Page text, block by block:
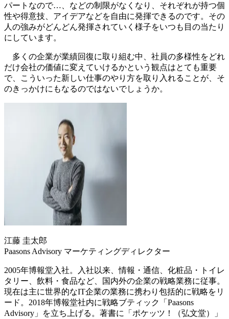
パートなので…、などの制限がなくなり、それぞれが持つ個
性や得意技、アイデアなどを自由に発揮できるのです。その
人の強みがどんどん発揮されていく様子をいつも目の当たり
にしています。
多くの企業が業績回復に取り組む中、社員の多様性をどれ
だけ会社の価値に変えていけるかという観点はとても重要
で、こういった新しい仕事のやり方を取り入れることが、そ
のきっかけにもなるのではないでしょうか。
江藤 圭太郎
Paasons Advisory マーケティングディレクター
2005年博報堂入社。入社以来、情報・通信、化粧品・トイレ
タリー、飲料・食品など、国内外の企業の戦略業務に従事。
現在は主に世界的なIT企業の業務に携わり包括的に戦略をリ
ード。2018年博報堂社内に戦略ブティック「Paasons
Advisory」を立ち上げる。著書に「ポケッツ！（弘文堂）」